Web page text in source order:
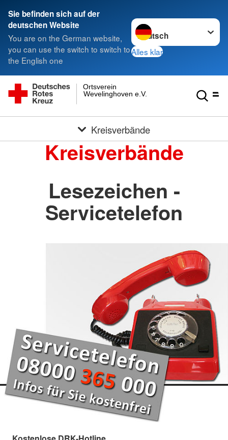
Sie befinden sich auf der
deutschen Website
You are on the German website,
you can use the switch to switch to
the English one
Sprache wechseln zu
Alles klar
Wevelinghoven e.V.
Ortsverein
Kreisverbände
Kreisverbände
Lesezeichen -
Servicetelefon